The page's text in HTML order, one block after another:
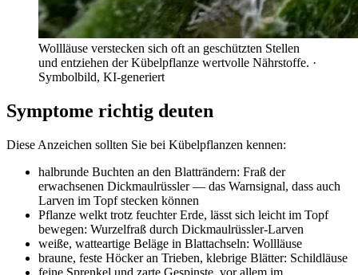
Wollläuse verstecken sich oft an geschützten Stellen
und entziehen der Kübelpflanze wertvolle Nährstoffe. ·
Symbolbild, KI-generiert
Symptome richtig deuten
Diese Anzeichen sollten Sie bei Kübelpflanzen kennen:
halbrunde Buchten an den Blatträndern: Fraß der
erwachsenen Dickmaulrüssler — das Warnsignal, dass auch
Larven im Topf stecken können
Pflanze welkt trotz feuchter Erde, lässt sich leicht im Topf
bewegen: Wurzelfraß durch Dickmaulrüssler-Larven
weiße, watteartige Beläge in Blattachseln: Wollläuse
braune, feste Höcker an Trieben, klebrige Blätter: Schildläuse
feine Sprenkel und zarte Gespinste, vor allem im